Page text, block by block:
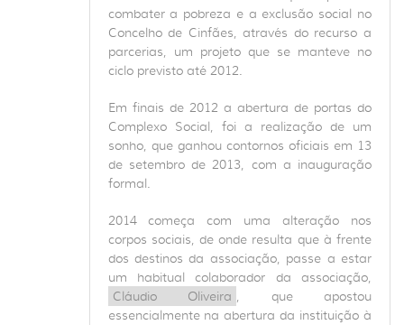
combater a pobreza e a exclusão social no
Concelho de Cinfães, através do recurso a
parcerias, um projeto que se manteve no
ciclo previsto até 2012.
Em finais de 2012 a abertura de portas do
Complexo Social, foi a realização de um
sonho, que ganhou contornos oficiais em 13
de setembro de 2013, com a inauguração
formal.
2014 começa com uma alteração nos
corpos sociais, de onde resulta que à frente
dos destinos da associação, passe a estar
um habitual colaborador da associação,
Cláudio Oliveira , que apostou
essencialmente na abertura da instituição à